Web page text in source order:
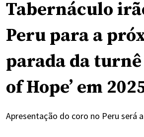
Tabernáculo
Peru para a
parada da turnê
of Hope’ em
Apresentação do coro no Peru será